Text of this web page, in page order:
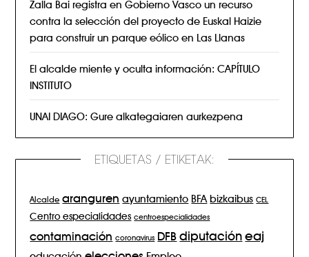
Zalla Bai registra en Gobierno Vasco un recurso
contra la selección del proyecto de Euskal Haizie
para construir un parque eólico en Las Llanas
El alcalde miente y oculta información: CAPÍTULO
INSTITUTO
UNAI DIAGO: Gure alkategaiaren aurkezpena
ETIQUETAS / ETIKETAK:
Alcalde aranguren ayuntamiento BFA bizkaibus CEL
Centro especialidades centroespecialidades
contaminación coronavirus DFB diputación eaj
educación elecciones Empleo